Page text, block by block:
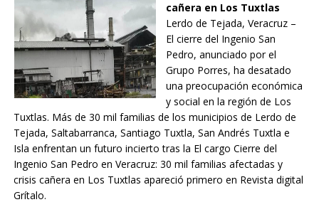
cañera en Los Tuxtlas
Lerdo de Tejada, Veracruz –
El cierre del Ingenio San
Pedro, anunciado por el
Grupo Porres, ha desatado
una preocupación económica
y social en la región de Los
Tuxtlas. Más de 30 mil familias de los municipios de Lerdo de
Tejada, Saltabarranca, Santiago Tuxtla, San Andrés Tuxtla e
Isla enfrentan un futuro incierto tras la El cargo Cierre del
Ingenio San Pedro en Veracruz: 30 mil familias afectadas y
crisis cañera en Los Tuxtlas apareció primero en Revista digital
Grítalo.